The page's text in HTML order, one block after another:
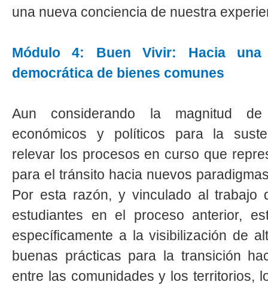
una nueva conciencia de nuestra
Módulo 4: Buen Vivir: Hacia
democrática de bienes comunes
Aun considerando la magnitud
económicos y políticos para la
relevar los procesos en curso que
para el tránsito hacia nuevos
Por esta razón, y vinculado al trabajo
estudiantes en el proceso anterior,
específicamente a la visibilización de
buenas prácticas para la transición
entre las comunidades y los territorios,